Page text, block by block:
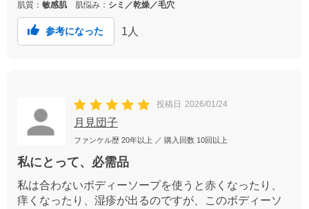
肌質： 敏感肌 肌悩み： シミ／乾燥／毛穴
参考になった 1 人
投稿日 2026/01/24
月見団子
ファンケル歴 20年以上 ／ 購入回数 10回以上
私にとって、必需品
私は合わないボディーソープを使うと赤くなったり、
痒くなったり、湿疹が出るのですが、このボディーソ